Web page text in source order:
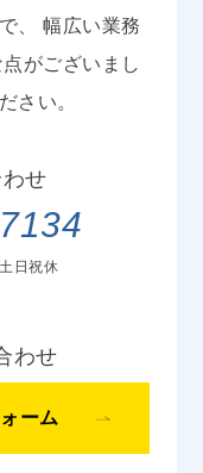
、
幅広い業務
がございまし
さい。
せ
日祝休
わせ
ーム